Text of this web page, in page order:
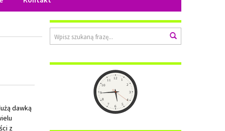
dawką
z
Wyszukiwarka
1
2
3
4
5
6
7
8
9
10
11
12